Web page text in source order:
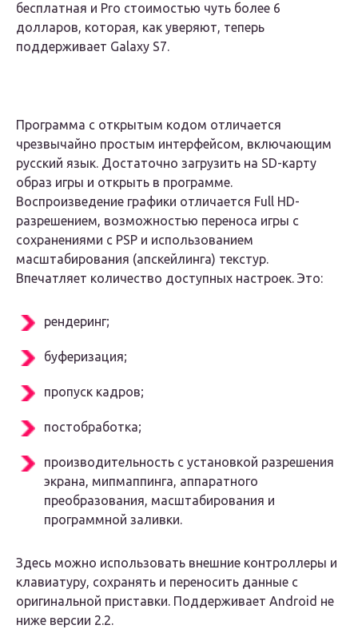
бесплатная и Pro стоимостью чуть более 6
долларов, которая, как уверяют, теперь
поддерживает Galaxy S7.
Программа с открытым кодом отличается
чрезвычайно простым интерфейсом, включающим
русский язык. Достаточно загрузить на SD-карту
образ игры и открыть в программе.
Воспроизведение графики отличается Full HD-
разрешением, возможностью переноса игры с
сохранениями с PSP и использованием
масштабирования (апскейлинга) текстур.
Впечатляет количество доступных настроек. Это:
рендеринг;
буферизация;
пропуск кадров;
постобработка;
производительность с установкой разрешения
экрана, мипмаппинга, аппаратного
преобразования, масштабирования и
программной заливки.
Здесь можно использовать внешние контроллеры и
клавиатуру, сохранять и переносить данные с
оригинальной приставки. Поддерживает Android не
ниже версии 2.2.